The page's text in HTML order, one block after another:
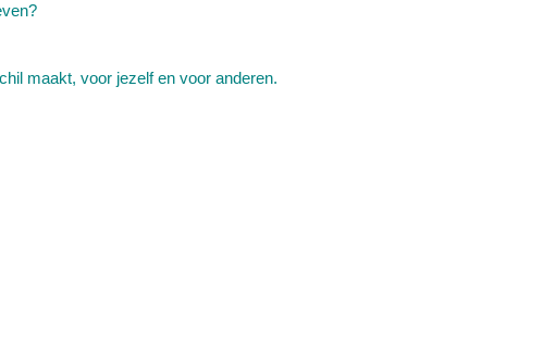
maakt, voor jezelf en voor anderen.